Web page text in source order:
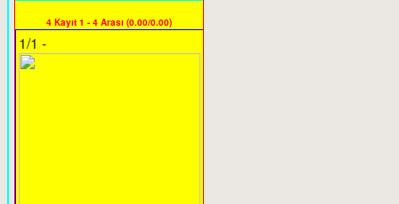
4 Kayıt 1 - 4 Arası (0.00/0.00)
1/1 -